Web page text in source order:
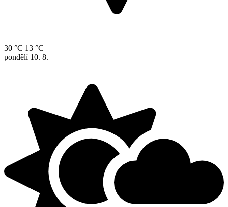
30 °C 13 °C
pondělí 10. 8.